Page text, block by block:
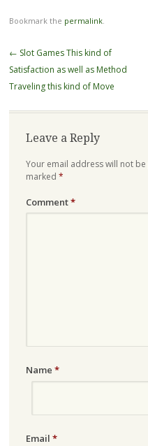
Bookmark the permalink.
Post
navigation
← Slot Games This kind of
Satisfaction as well as Method
Traveling this kind of Move
Leave a Reply
Your email address will not
marked *
Comment*
Name *
Email *